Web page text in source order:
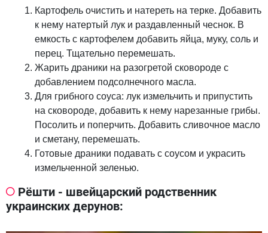
Картофель очистить и натереть на терке. Добавить
к нему натертый лук и раздавленный чеснок. В
емкость с картофелем добавить яйца, муку, соль и
перец. Тщательно перемешать.
Жарить драники на разогретой сковороде с
добавлением подсолнечного масла.
Для грибного соуса: лук измельчить и припустить
на сковороде, добавить к нему нарезанные грибы.
Посолить и поперчить. Добавить сливочное масло
и сметану, перемешать.
Готовые драники подавать с соусом и украсить
измельченной зеленью.
Рёшти - швейцарский родственник
украинских дерунов: